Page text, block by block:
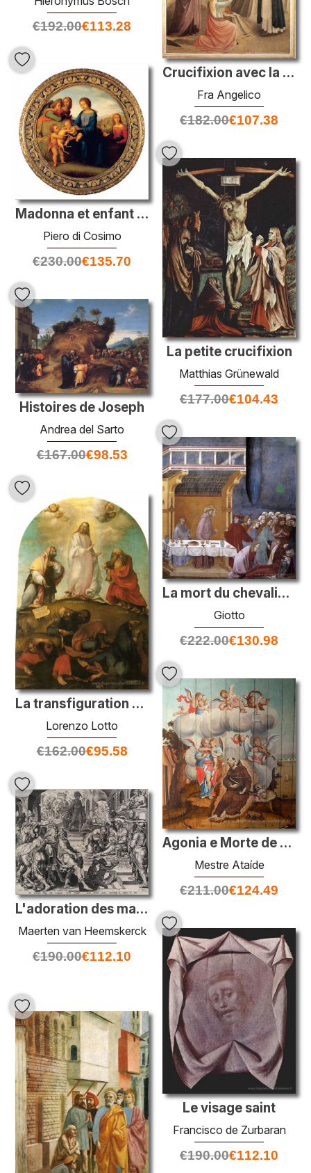
€192.00€113.28
Crucifixion avec la Vierge, Marie-Madeleine et Saint-Dominique
Fra Angelico
€182.00€107.38
Madonna et enfant avec des saints et des anges
Piero di Cosimo
€230.00€135.70
La petite crucifixion
Matthias Grünewald
€177.00€104.43
Histoires de Joseph
Andrea del Sarto
€167.00€98.53
La mort du chevalier de Celano
Giotto
€222.00€130.98
La transfiguration du Christ
Lorenzo Lotto
€162.00€95.58
Agonia e Morte de S?o Francisco
Mestre Ataíde
€211.00€124.49
L'adoration des mages
Maerten van Heemskerck
€190.00€112.10
Le visage saint
Francisco de Zurbaran
€190.00€112.10